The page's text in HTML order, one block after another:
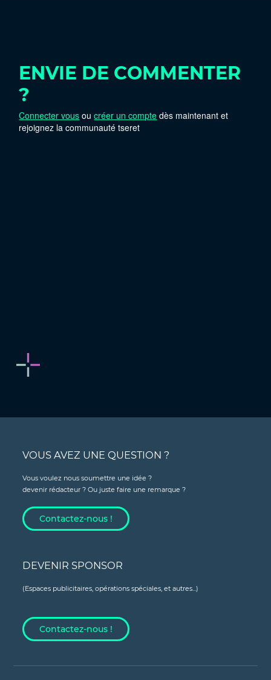
ENVIE DE COMMENTER
?
Connecter vous oucréer un compte dès maintenant et
rejoignez la communauté tseret
VOUS AVEZ UNE QUESTION ?
Vous voulez nous soumettre une idée ?
devenir rédacteur ? Ou juste faire une remarque ?
Contactez-nous !
DEVENIR SPONSOR
(Espaces publicitaires, opérations spéciales, et autres...)
Contactez-nous !